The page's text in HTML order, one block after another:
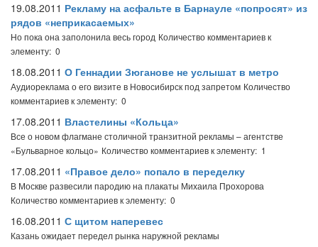
19.08.2011 Рекламу на асфальте в Барнауле «попросят» из
рядов «неприкасаемых»
Но пока она заполонила весь город Количество комментариев к
элементу: 0
18.08.2011 О Геннадии Зюганове не услышат в метро
Аудиореклама о его визите в Новосибирск под запретом Количество
комментариев к элементу: 0
17.08.2011 Властелины «Кольца»
Все о новом флагмане столичной транзитной рекламы – агентстве
«Бульварное кольцо» Количество комментариев к элементу: 1
17.08.2011 «Правое дело» попало в переделку
В Москве развесили пародию на плакаты Михаила Прохорова
Количество комментариев к элементу: 0
16.08.2011 С щитом наперевес
Казань ожидает передел рынка наружной рекламы